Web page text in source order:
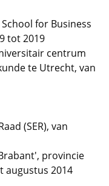
for Business
tot 2019
centrum
te Utrecht, van
(SER), van
provincie
augustus 2014